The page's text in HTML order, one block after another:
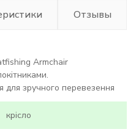
Отзывы
Armchair
для зручного перевезення
крісло